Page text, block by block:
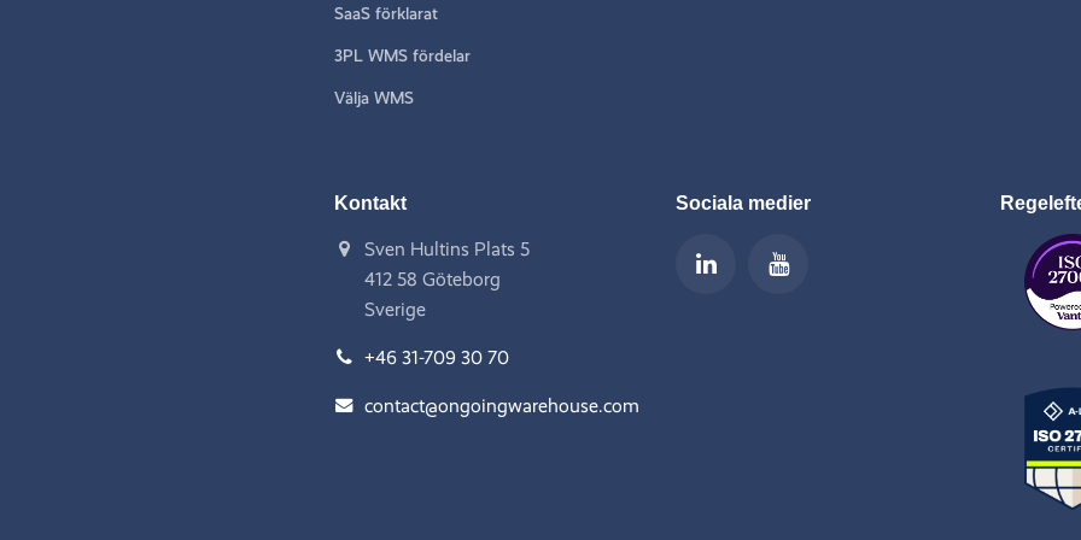
SaaS förklarat
3PL WMS fördelar
Välja WMS
Kontakt
Sven Hultins Plats 5
412 58 Göteborg
Sverige
+46 31-709 30 70
contact@ongoingwarehouse.com
Sociala medier